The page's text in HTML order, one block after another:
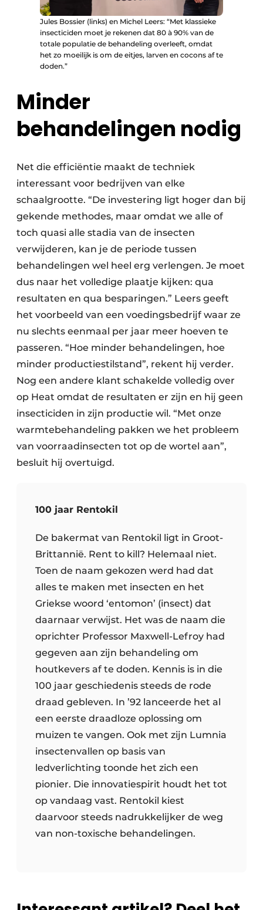
Jules Bossier (links) en Michel Leers: “Met klassieke
insecticiden moet je rekenen dat 80 à 90% van de
totale populatie de behandeling overleeft, omdat
het zo moeilijk is om de eitjes, larven en cocons af te
doden.”
Minder
behandelingen nodig
Net die efficiëntie maakt de techniek
interessant voor bedrijven van elke
schaalgrootte. “De investering ligt hoger dan bij
gekende methodes, maar omdat we alle of
toch quasi alle stadia van de insecten
verwijderen, kan je de periode tussen
behandelingen wel heel erg verlengen. Je moet
dus naar het volledige plaatje kijken: qua
resultaten en qua besparingen.” Leers geeft
het voorbeeld van een voedingsbedrijf waar ze
nu slechts eenmaal per jaar meer hoeven te
passeren. “Hoe minder behandelingen, hoe
minder productiestilstand”, rekent hij verder.
Nog een andere klant schakelde volledig over
op Heat omdat de resultaten er zijn en hij geen
insecticiden in zijn productie wil. “Met onze
warmtebehandeling pakken we het probleem
van voorraadinsecten tot op de wortel aan”,
besluit hij overtuigd.
100 jaar Rentokil
De bakermat van Rentokil ligt in Groot-
Brittannië. Rent to kill? Helemaal niet.
Toen de naam gekozen werd had dat
alles te maken met insecten en het
Griekse woord ‘entomon’ (insect) dat
daarnaar verwijst. Het was de naam die
oprichter Professor Maxwell-Lefroy had
gegeven aan zijn behandeling om
houtkevers af te doden. Kennis is in die
100 jaar geschiedenis steeds de rode
draad gebleven. In ’92 lanceerde het al
een eerste draadloze oplossing om
muizen te vangen. Ook met zijn Lumnia
insectenvallen op basis van
ledverlichting toonde het zich een
pionier. Die innovatiespirit houdt het tot
op vandaag vast. Rentokil kiest
daarvoor steeds nadrukkelijker de weg
van non-toxische behandelingen.